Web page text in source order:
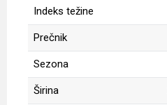
Indeks težine
Prečnik
Sezona
Širina